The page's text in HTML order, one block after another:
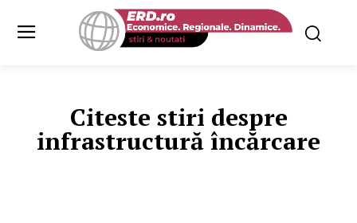
Citeste stiri despre
infrastructură încărcare